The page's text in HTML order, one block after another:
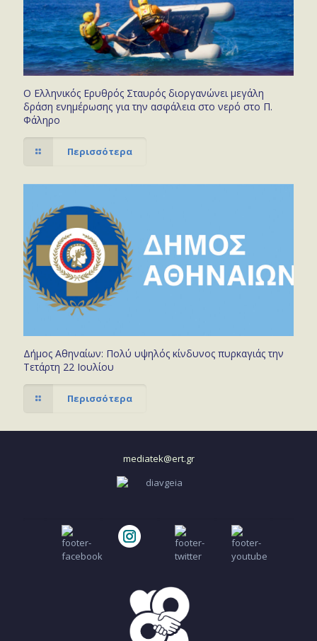
Ο Ελληνικός Ερυθρός Σταυρός διοργανώνει μεγάλη
δράση ενημέρωσης για την ασφάλεια στο νερό στο Π.
Φάληρο
Περισσότερα
Δήμος Αθηναίων: Πολύ υψηλός κίνδυνος πυρκαγιάς την
Τετάρτη 22 Ιουλίου
Περισσότερα
mediatek@ert.gr